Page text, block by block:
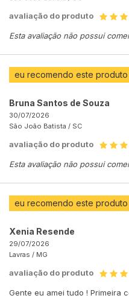
avaliação do produto
Esta avaliação não possui
eu recomendo este produto
Bruna Santos de Souza
30/07/2026
São João Batista / SC
avaliação do produto
Esta avaliação não possui
eu recomendo este produto
Xenia Resende
29/07/2026
Lavras / MG
avaliação do produto
Gente eu amei tudo ! Primeira